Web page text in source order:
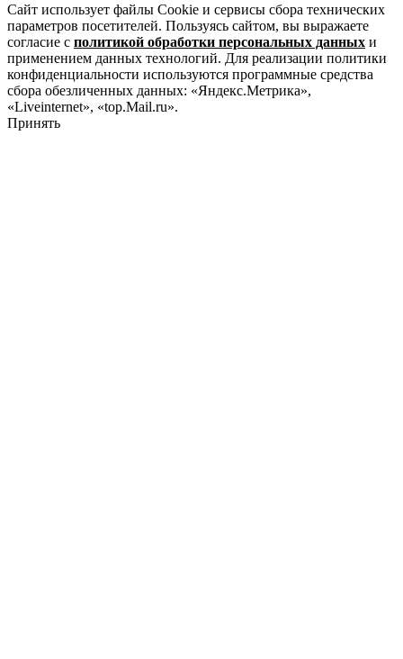
Сайт использует файлы Cookie и сервисы сбора технических
параметров посетителей. Пользуясь сайтом, вы выражаете
согласие с политикой обработки персональных данных и
применением данных технологий. Для реализации политики
конфиденциальности используются программные средства
сбора обезличенных данных: «Яндекс.Метрика»,
«Liveinternet», «top.Mail.ru».
Принять